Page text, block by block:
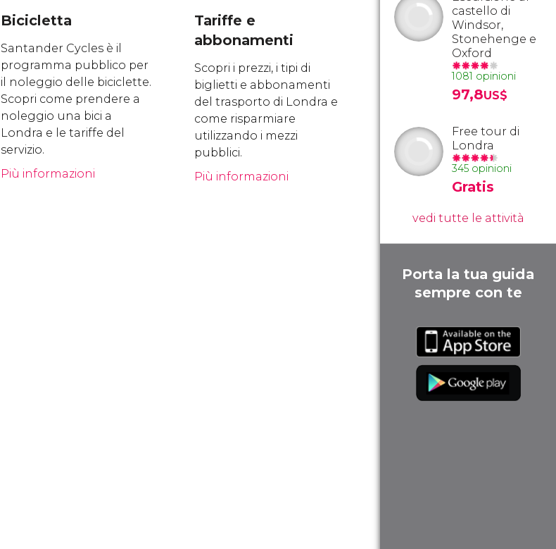
Bicicletta
Santander Cycles è il
programma pubblico per
il noleggio delle biciclette.
Scopri come prendere a
noleggio una bici a
Londra e le tariffe del
servizio.
Più informazioni
Tariffe e
abbonamenti
Scopri i prezzi, i tipi di
biglietti e abbonamenti
del trasporto di Londra e
come risparmiare
utilizzando i mezzi
pubblici.
Più informazioni
castello di
Windsor,
Stonehenge e
Oxford
1081 opinioni
97,8US$
Free tour di
Londra
345 opinioni
Gratis
vedi tutte le attività
Porta la tua guida
sempre con te